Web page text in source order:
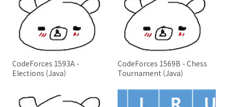
CodeForces 1593A -
Elections (Java)
CodeForces 1569B - Chess
Tournament (Java)